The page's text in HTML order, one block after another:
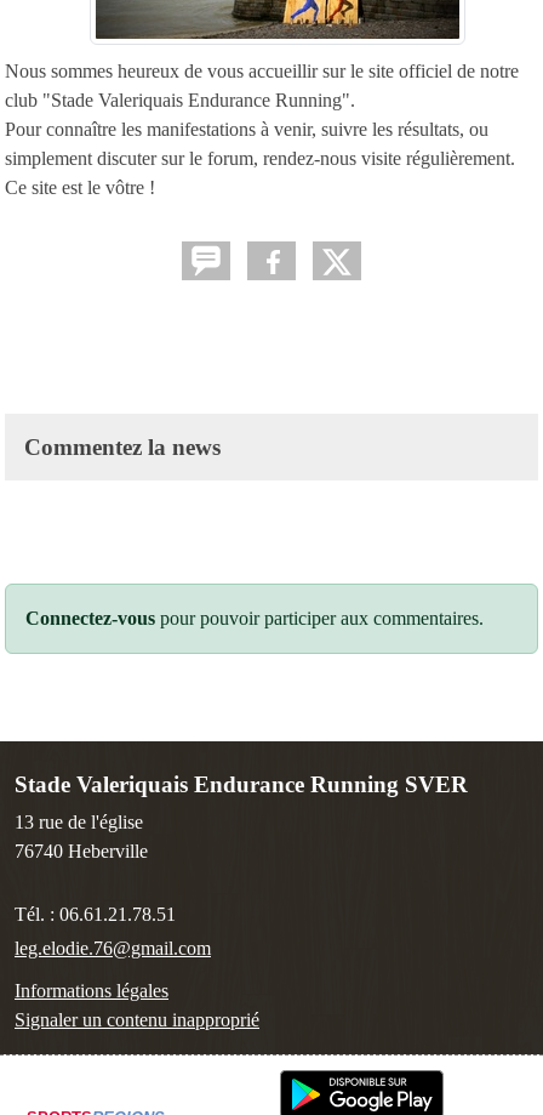
Nous sommes heureux de vous accueillir sur le site officiel de notre
club "Stade Valeriquais Endurance Running".
Pour connaître les manifestations à venir, suivre les résultats, ou
simplement discuter sur le forum, rendez-nous visite régulièrement.
Ce site est le vôtre !
Commentez la news
Connectez-vous pour pouvoir participer aux commentaires.
Stade Valeriquais Endurance Running SVER
13 rue de l'église
76740 Heberville
Tél. : 06.61.21.78.51
leg.elodie.76@gmail.com
Informations légales
Signaler un contenu inapproprié